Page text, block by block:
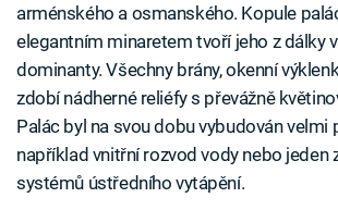
arménského a osmanského. Kopule
elegantním minaretem tvoří jeho z dálky
dominanty. Všechny brány, okenní
zdobí nádherné reliéfy s převážně
Palác byl na svou dobu vybudován
například vnitřní rozvod vody nebo jeden
systémů ústředního vytápění.